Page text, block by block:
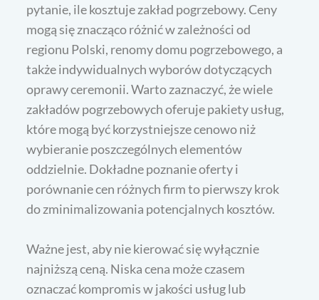
pytanie, ile kosztuje zakład pogrzebowy. Ceny
mogą się znacząco różnić w zależności od
regionu Polski, renomy domu pogrzebowego, a
także indywidualnych wyborów dotyczących
oprawy ceremonii. Warto zaznaczyć, że wiele
zakładów pogrzebowych oferuje pakiety usług,
które mogą być korzystniejsze cenowo niż
wybieranie poszczególnych elementów
oddzielnie. Dokładne poznanie oferty i
porównanie cen różnych firm to pierwszy krok
do zminimalizowania potencjalnych kosztów.
Ważne jest, aby nie kierować się wyłącznie
najniższą ceną. Niska cena może czasem
oznaczać kompromis w jakości usług lub